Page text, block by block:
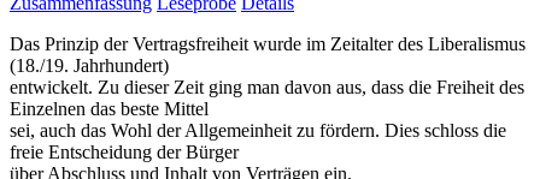
Das Prinzip der Vertragsfreiheit wurde im Zeitalter des Liberalismus
(18./19. Jahrhundert)
entwickelt. Zu dieser Zeit ging man davon aus, dass die Freiheit des
Einzelnen das beste Mittel
sei, auch das Wohl der Allgemeinheit zu fördern. Dies schloss die
freie Entscheidung der Bürger
über Abschluss und Inhalt von Verträgen ein.